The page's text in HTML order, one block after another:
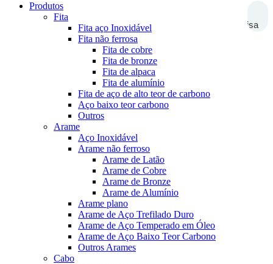
Pesquisa
Produtos
Fita
Fita aço Inoxidável
Fita não ferrosa
Fita de cobre
Fita de bronze
Fita de alpaca
Fita de alumínio
Fita de aço de alto teor de carbono
Aço baixo teor carbono
Outros
Arame
Aço Inoxidável
Arame não ferroso
Arame de Latão
Arame de Cobre
Arame de Bronze
Arame de Alumínio
Arame plano
Arame de Aço Trefilado Duro
Arame de Aço Temperado em Óleo
Arame de Aço Baixo Teor Carbono
Outros Arames
Cabo